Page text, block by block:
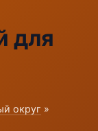
для
округ »